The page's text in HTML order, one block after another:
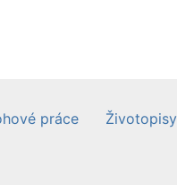
práce Životopisy